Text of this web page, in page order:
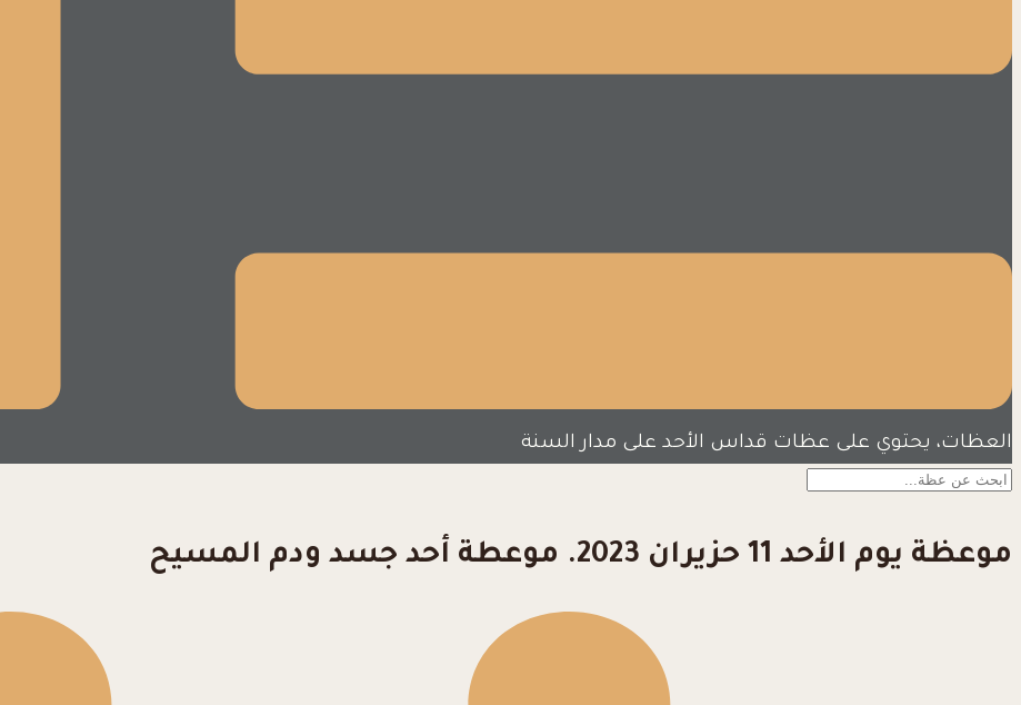
العظات، يحتوي على عظات قداس الأحد على مدار السنة
موعظة يوم الأحد 11 حزيران 2023. موعطة أحد جسد ودم المسيح